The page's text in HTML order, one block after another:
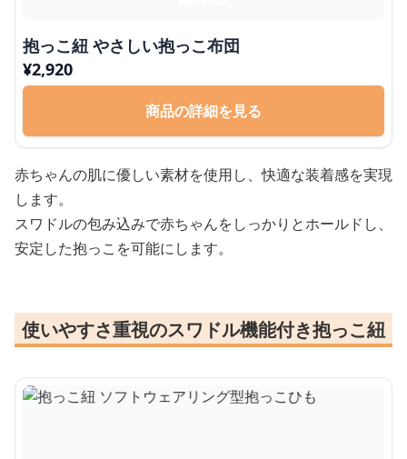
抱っこ紐 やさしい抱っこ布団
¥2,920
商品の詳細を見る
赤ちゃんの肌に優しい素材を使用し、快適な装着感を実現
します。
スワドルの包み込みで赤ちゃんをしっかりとホールドし、
安定した抱っこを可能にします。
使いやすさ重視のスワドル機能付き抱っこ紐